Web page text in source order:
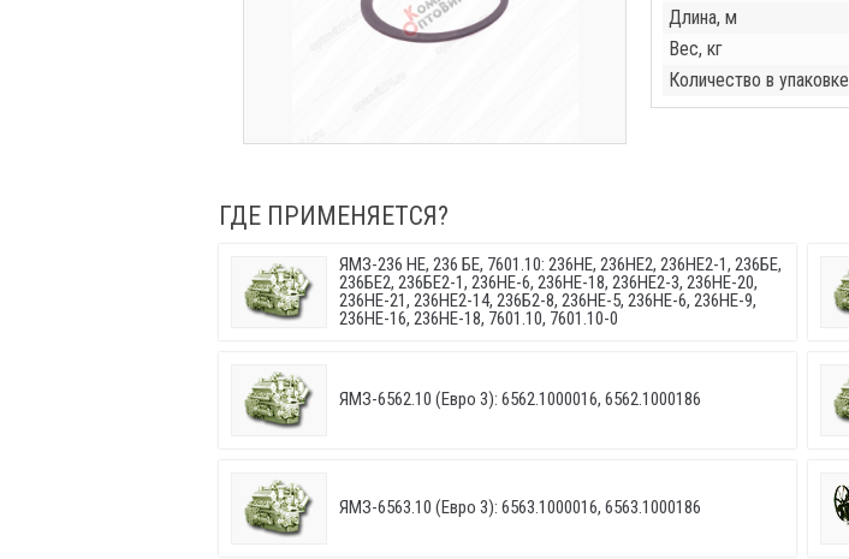
Длина, м
Вес, кг
Количество в упаковке
ГДЕ ПРИМЕНЯЕТСЯ?
ЯМЗ-236 НЕ, 236 БЕ, 7601.10: 236НЕ, 236НЕ2, 236НЕ2-1, 236БЕ,
236БЕ2, 236БЕ2-1, 236НЕ-6, 236НЕ-18, 236НЕ2-3, 236НЕ-20,
236НЕ-21, 236НЕ2-14, 236Б2-8, 236НЕ-5, 236НЕ-6, 236НЕ-9,
236НЕ-16, 236НЕ-18, 7601.10, 7601.10-0
ЯМЗ-6562.10 (Евро 3): 6562.1000016, 6562.1000186
ЯМЗ-6563.10 (Евро 3): 6563.1000016, 6563.1000186